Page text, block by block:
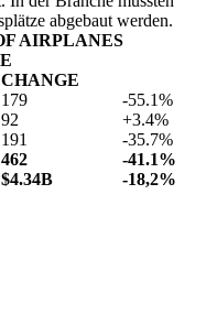
abgebaut werden.
AIRPLANES
CHANGE
179
-55.1%
92
+3.4%
191
-35.7%
462
-41.1%
$4.34B
-18,2%